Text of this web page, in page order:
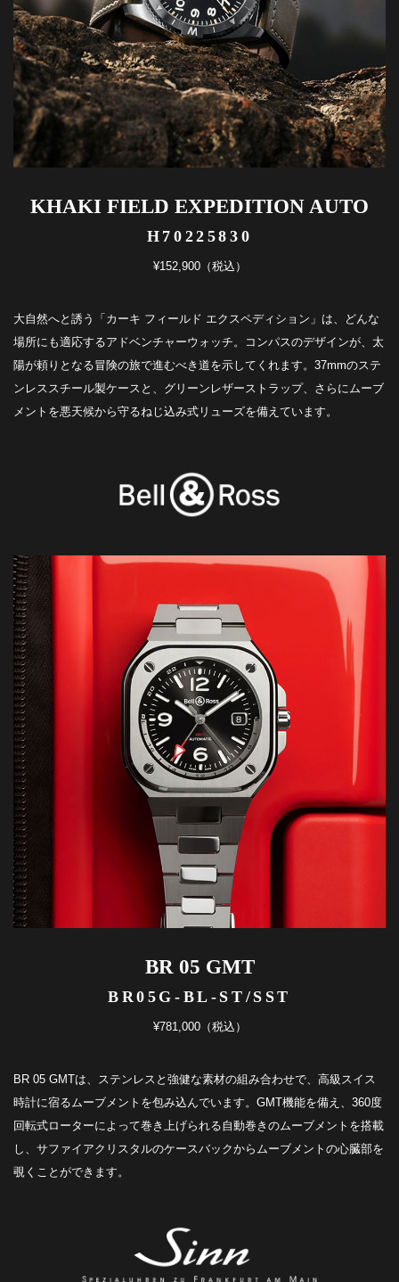
KHAKI FIELD EXPEDITION AUTO
H70225830
¥152,900（税込）
大自然へと誘う「カーキ フィールド エクスペディション」は、どんな
場所にも適応するアドベンチャーウォッチ。コンパスのデザインが、太
陽が頼りとなる冒険の旅で進むべき道を示してくれます。37mmのステ
ンレススチール製ケースと、グリーンレザーストラップ、さらにムーブ
メントを悪天候から守るねじ込み式リューズを備えています。
BR 05 GMT
BR05G-BL-ST/SST
¥781,000（税込）
BR 05 GMTは、ステンレスと強健な素材の組み合わせで、高級スイス
時計に宿るムーブメントを包み込んでいます。GMT機能を備え、360度
回転式ローターによって巻き上げられる自動巻きのムーブメントを搭載
し、サファイアクリスタルのケースバックからムーブメントの心臓部を
覗くことができます。